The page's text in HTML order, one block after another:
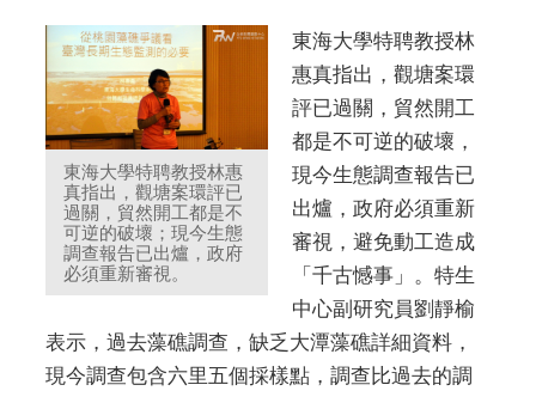
東海大學特聘教授林惠
真指出，觀塘案環評已
過關，貿然開工都是不
可逆的破壞；現今生態
調查報告已出爐，政府
必須重新審視。
東海大學特聘教授林
惠真指出，觀塘案環
評已過關，貿然開工
都是不可逆的破壞，
現今生態調查報告已
出爐，政府必須重新
審視，避免動工造成
「千古憾事」。特生
中心副研究員劉靜榆
表示，過去藻礁調查，缺乏大潭藻礁詳細資料，
現今調查包含六里五個採樣點，調查比過去的調